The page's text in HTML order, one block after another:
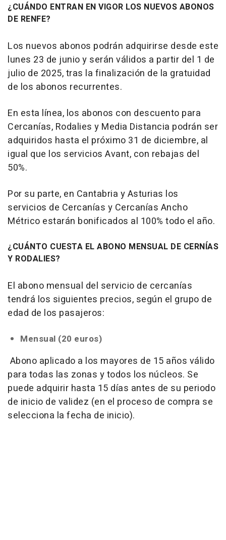
¿CUÁNDO ENTRAN EN VIGOR LOS NUEVOS ABONOS
DE RENFE?
Los nuevos abonos podrán adquirirse desde este
lunes 23 de junio y serán válidos a partir del 1 de
julio de 2025, tras la finalización de la gratuidad
de los abonos recurrentes.
En esta línea, los abonos con descuento para
Cercanías, Rodalies y Media Distancia podrán ser
adquiridos hasta el próximo 31 de diciembre, al
igual que los servicios Avant, con rebajas del
50%.
Por su parte, en Cantabria y Asturias los
servicios de Cercanías y Cercanías Ancho
Métrico estarán bonificados al 100% todo el año.
¿CUÁNTO CUESTA EL ABONO MENSUAL DE CERNÍAS
Y RODALIES?
El abono mensual del servicio de cercanías
tendrá los siguientes precios, según el grupo de
edad de los pasajeros:
Mensual (20 euros)
Abono aplicado a los mayores de 15 años válido
para todas las zonas y todos los núcleos. Se
puede adquirir hasta 15 días antes de su periodo
de inicio de validez (en el proceso de compra se
selecciona la fecha de inicio).